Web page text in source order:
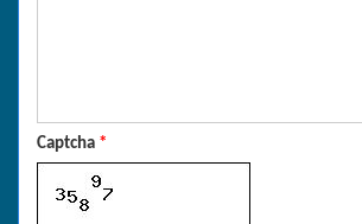
Captcha *